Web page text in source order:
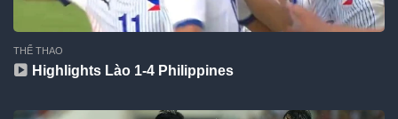
THỂ THAO
Highlights Lào 1-4 Philippines